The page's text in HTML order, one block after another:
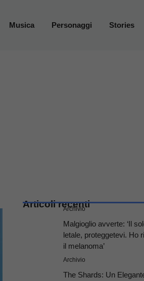
Musica Personaggi Stories
Articoli recenti
Archivio
Malgioglio avverte: ‘Il
letale, proteggetevi. Ho
il melanoma’
Archivio
The Shards: Un